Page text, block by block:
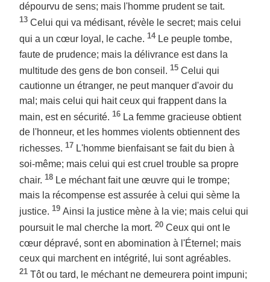
dépourvu de sens; mais l'homme prudent se tait.
13 Celui qui va médisant, révèle le secret; mais celui
qui a un cœur loyal, le cache. 14 Le peuple tombe,
faute de prudence; mais la délivrance est dans la
multitude des gens de bon conseil. 15 Celui qui
cautionne un étranger, ne peut manquer d'avoir du
mal; mais celui qui hait ceux qui frappent dans la
main, est en sécurité. 16 La femme gracieuse obtient
de l'honneur, et les hommes violents obtiennent des
richesses. 17 L'homme bienfaisant se fait du bien à
soi-même; mais celui qui est cruel trouble sa propre
chair. 18 Le méchant fait une œuvre qui le trompe;
mais la récompense est assurée à celui qui sème la
justice. 19 Ainsi la justice mène à la vie; mais celui qui
poursuit le mal cherche la mort. 20 Ceux qui ont le
cœur dépravé, sont en abomination à l'Éternel; mais
ceux qui marchent en intégrité, lui sont agréables.
21 Tôt ou tard, le méchant ne demeurera point impuni;